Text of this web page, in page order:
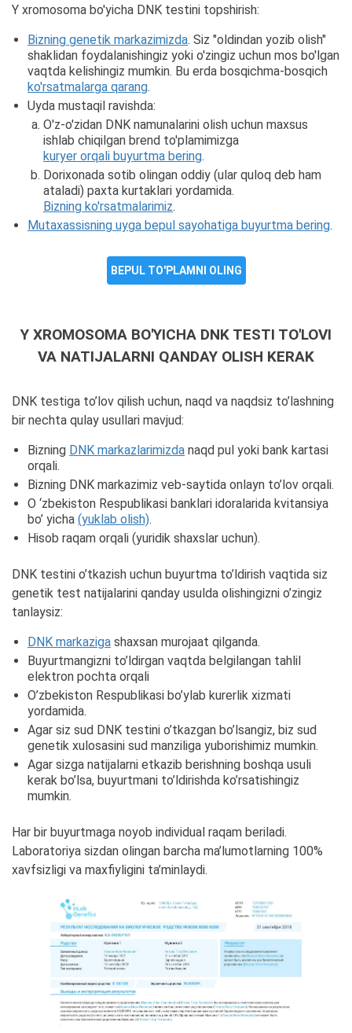
Y xromosoma bo'yicha DNK testini topshirish:
Bizning genetik markazimizda. Siz "oldindan yozib olish"
shaklidan foydalanishingiz yoki o'zingiz uchun mos bo'lgan
vaqtda kelishingiz mumkin. Bu erda bosqichma-bosqich
ko'rsatmalarga qarang.
Uyda mustaqil ravishda:
O'z-o'zidan DNK namunalarini olish uchun maxsus
ishlab chiqilgan brend to'plamimizga
kuryer orqali buyurtma bering.
Dorixonada sotib olingan oddiy (ular quloq deb ham
ataladi) paxta kurtaklari yordamida.
Bizning ko'rsatmalarimiz.
Mutaxassisning uyga bepul sayohatiga buyurtma bering.
BEPUL TO'PLAMNI OLING
Y XROMOSOMA BO'YICHA DNK TESTI TO'LOVI
VA NATIJALARNI QANDAY OLISH KERAK
DNK testiga to’lov qilish uchun, naqd va naqdsiz to’lashning
bir nechta qulay usullari mavjud:
Bizning DNK markazlarimizda naqd pul yoki bank kartasi
orqali.
Bizning DNK markazimiz veb-saytida onlayn to’lov orqali.
O ‘zbekiston Respublikasi banklari idoralarida kvitansiya
bo’ yicha (yuklab olish).
Hisob raqam orqali (yuridik shaxslar uchun).
DNK testini o’tkazish uchun buyurtma to’ldirish vaqtida siz
genetik test natijalarini qanday usulda olishingizni o’zingiz
tanlaysiz:
DNK markaziga shaxsan murojaat qilganda.
Buyurtmangizni to’ldirgan vaqtda belgilangan tahlil
elektron pochta orqali
O’zbekiston Respublikasi bo’ylab kurerlik xizmati
yordamida.
Agar siz sud DNK testini o’tkazgan bo’lsangiz, biz sud
genetik xulosasini sud manziliga yuborishimiz mumkin.
Agar sizga natijalarni etkazib berishning boshqa usuli
kerak bo’lsa, buyurtmani to’ldirishda ko’rsatishingiz
mumkin.
Har bir buyurtmaga noyob individual raqam beriladi.
Laboratoriya sizdan olingan barcha ma’lumotlarning 100%
xavfsizligi va maxfiyligini ta’minlaydi.